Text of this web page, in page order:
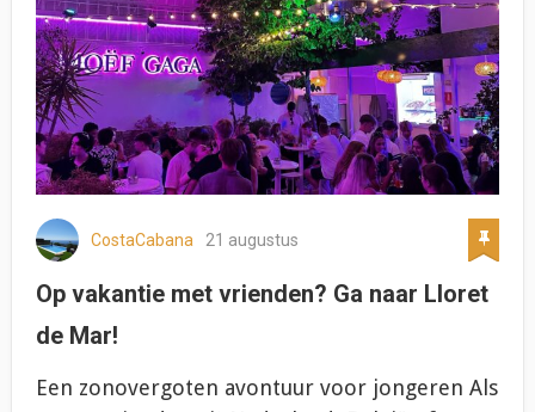
CostaCabana 21 augustus
Op vakantie met vrienden? Ga naar Lloret
de Mar!
Een zonovergoten avontuur voor jongeren Als